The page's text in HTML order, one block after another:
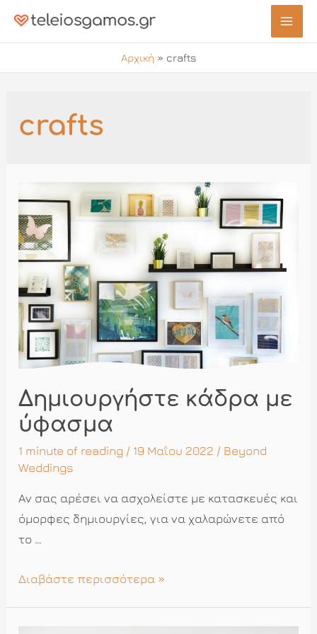
Μετάβαση
στο
Αρχική » crafts
crafts
Δημιουργήστε κάδρα με
ύφασμα
1 minute of reading / 19 Μαΐου 2022 / Beyond
Weddings
Αν σας αρέσει να ασχολείστε με κατασκευές και
όμορφες δημιουργίες, για να χαλαρώνετε από
το …
Δημιουργήστε
Διαβάστε περισσότερα »